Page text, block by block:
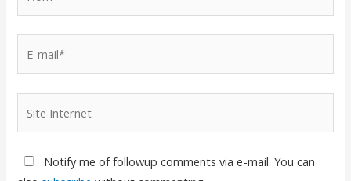
Notify me of followup comments via e-mail. You can